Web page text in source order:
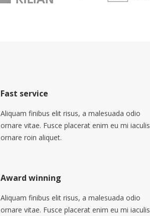
Fast service
Aliquam finibus elit risus, a malesuada odio
ornare vitae. Fusce placerat enim eu mi iaculis
ornare roin aliquet.
Award winning
Aliquam finibus elit risus, a malesuada odio
ornare vitae. Fusce placerat enim eu mi iaculis